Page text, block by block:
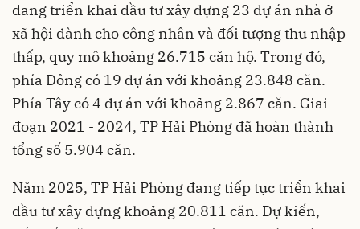
đang triển khai đầu tư xây dựng 23 dự án nhà ở
xã hội dành cho công nhân và đối tượng thu nhập
thấp, quy mô khoảng 26.715 căn hộ. Trong đó,
phía Đông có 19 dự án với khoảng 23.848 căn.
Phía Tây có 4 dự án với khoảng 2.867 căn. Giai
đoạn 2021 - 2024, TP Hải Phòng đã hoàn thành
tổng số 5.904 căn.
Năm 2025, TP Hải Phòng đang tiếp tục triển khai
đầu tư xây dựng khoảng 20.811 căn. Dự kiến,